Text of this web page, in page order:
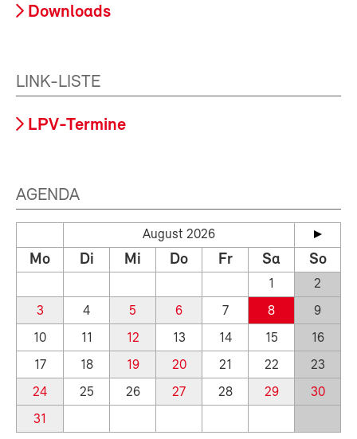
Downloads
LINK-LISTE
LPV-Termine
AGENDA
August 2026
Mo Di Mi Do Fr Sa So
1
2
3
4 5 6 7 8
9
10
11 12 13 14 15
16
17
18 19 20 21 22
23
24
25 26 27 28 29
30
31